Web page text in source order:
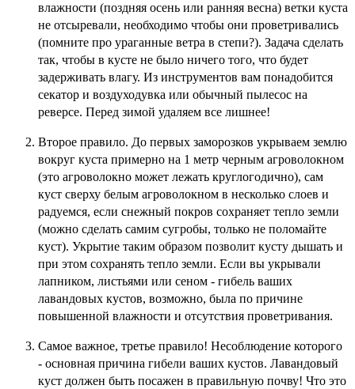
влажности (поздняя осень или ранняя весна) ветки куста
не отсыревали, необходимо чтобы они проветривались
(помните про ураганные ветра в степи?). Задача сделать
так, чтобы в кусте не было ничего того, что будет
задерживать влагу. Из инструментов вам понадобится
секатор и воздуходувка или обычный пылесос на
реверсе. Перед зимой удаляем все лишнее!
Второе правило. До первых заморозков укрываем землю
вокруг куста примерно на 1 метр черным агроволокном
(это агроволокно может лежать круглогодично), сам
куст сверху белым агроволокном в несколько слоев и
радуемся, если снежный покров сохраняет тепло земли
(можно сделать самим сугробы, только не поломайте
куст). Укрытие таким образом позволит кусту дышать и
при этом сохранять тепло земли. Если вы укрывали
лапником, листьями или сеном - гибель ваших
лавандовых кустов, возможно, была по причине
повышенной влажности и отсутствия проветривания.
Самое важное, третье правило! Несоблюдение которого
- основная причина гибели ваших кустов. Лавандовый
куст должен быть посажен в правильную почву! Что это